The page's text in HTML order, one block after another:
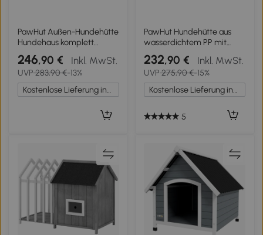
PawHut Außen-Hundehütte
Hundehaus komplett
aufklappbares Gehäuse für
einfache Reinigung
84x101x86 cm Grau und
Weiß
246,90 € Inkl. MwSt.
UVP283,90 €-13%
Kostenlose Lieferung innerhalb Deutschlands
PawHut Hundehütte aus
wasserdichtem PP mit
geneigtem Dach und
Eingangstür, 84,2x98,2x82
cm, Grau
232,90 € Inkl. MwSt.
UVP275,90 €-15%
Kostenlose Lieferung innerhalb Deutschlands
5